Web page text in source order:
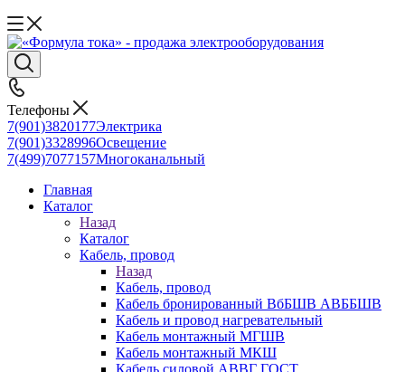
Телефоны
7(901)3820177Электрика
7(901)3328996Освещение
7(499)7077157Многоканальный
Главная
Каталог
Назад
Каталог
Кабель, провод
Назад
Кабель, провод
Кабель бронированный ВбБШВ АВББШВ
Кабель и провод нагревательный
Кабель монтажный МГШВ
Кабель монтажный МКШ